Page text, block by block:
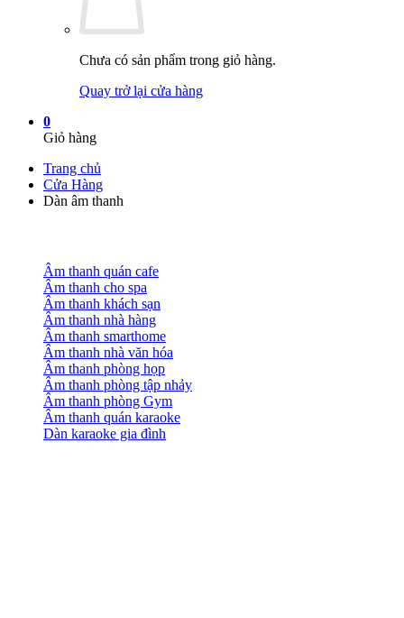
Chưa có sản phẩm trong giỏ hàng.
Quay trở lại cửa hàng
0
Giỏ hàng
Trang chủ
Cửa Hàng
Dàn âm thanh
Âm thanh quán cafe
Âm thanh cho spa
Âm thanh khách sạn
Âm thanh nhà hàng
Âm thanh smarthome
Âm thanh nhà văn hóa
Âm thanh phòng họp
Âm thanh phòng tập nhảy
Âm thanh phòng Gym
Âm thanh quán karaoke
Dàn karaoke gia đình